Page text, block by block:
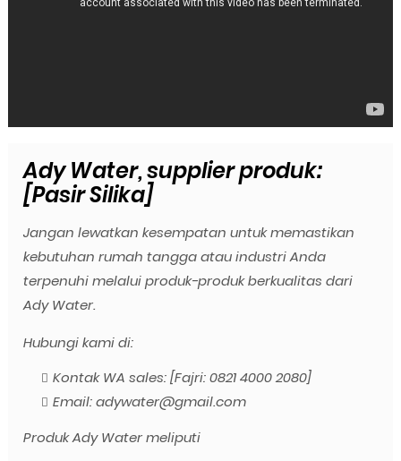
Ady Water, supplier produk:
[Pasir Silika]
Jangan lewatkan kesempatan untuk memastikan
kebutuhan rumah tangga atau industri Anda
terpenuhi melalui produk-produk berkualitas dari
Ady Water.
Hubungi kami di:
Kontak WA sales: [Fajri: 0821 4000 2080]
Email: adywater@gmail.com
Produk Ady Water meliputi